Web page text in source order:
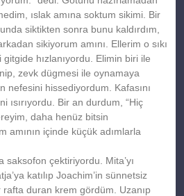
ıslak amına soktum sikimi. Bir
siktikten sonra bunu kaldırdım,
sikiyorum amını. Ellerim o sıkı
hızlanıyordu. Elimin biri ile
zevk dügmesi ile oynamaya
nefesini hissediyordum. Kafasını
ısırıyordu. Bir an durdum, “Hiç
daha henüz bitsin
amının içinde küçük adımlarla
saksofon çektiriyordu. Mita’yı
katılıp Joachim’in sünnetsiz
rafta duran krem gördüm. Uzanıp